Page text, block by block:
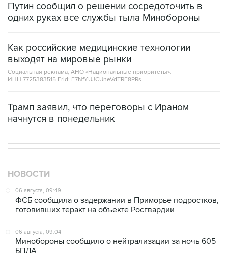
Путин сообщил о решении сосредоточить в
одних руках все службы тыла Минобороны
Как российские медицинские технологии
выходят на мировые рынки
Социальная реклама, АНО «Национальные приоритеты».
ИНН 7725383515 Erid: F7NfYUJCUneVdTRF8PRs
Трамп заявил, что переговоры с Ираном
начнутся в понедельник
НОВОСТИ
06 августа, 09:49
ФСБ сообщила о задержании в Приморье подростков,
готовивших теракт на объекте Росгвардии
06 августа, 09:04
Минобороны сообщило о нейтрализации за ночь 605
БПЛА